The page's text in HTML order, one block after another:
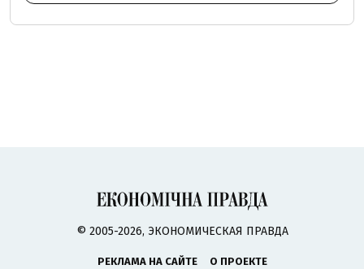
© 2005-2026, ЭКОНОМИЧЕСКАЯ ПРАВДА
РЕКЛАМА НА САЙТЕ
О ПРОЕКТЕ